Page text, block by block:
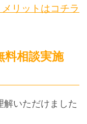
リットはコチラ
料相談実施
解いただけました